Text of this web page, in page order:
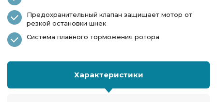
Предохранительный клапан защищает мотор от
резкой остановки шнек
Система плавного торможения ротора
Характеристики